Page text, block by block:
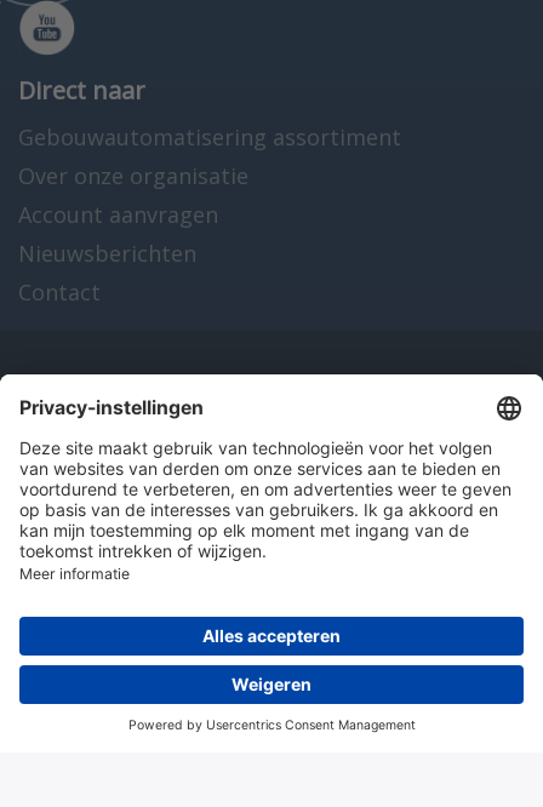
Direct naar
Gebouwautomatisering assortiment
Over onze organisatie
Account aanvragen
Nieuwsberichten
Contact
Onze producten
en diensten
Over Hitma
Algemene voorwaarden Disclaimer
Colofon
© 2026 Hitma B.V.